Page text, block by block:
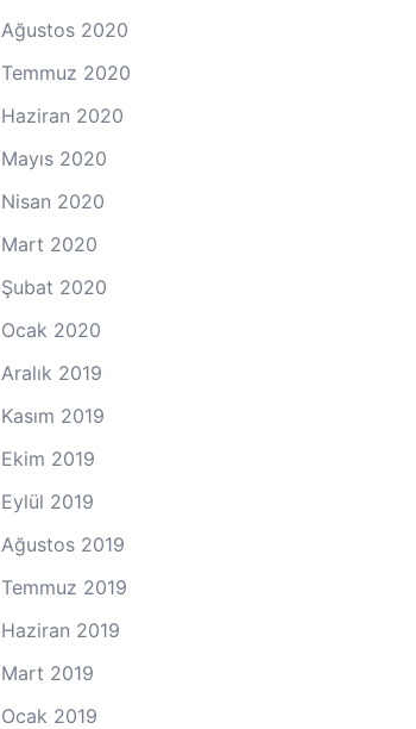
Ağustos 2020
Temmuz 2020
Haziran 2020
Mayıs 2020
Nisan 2020
Mart 2020
Şubat 2020
Ocak 2020
Aralık 2019
Kasım 2019
Ekim 2019
Eylül 2019
Ağustos 2019
Temmuz 2019
Haziran 2019
Mart 2019
Ocak 2019